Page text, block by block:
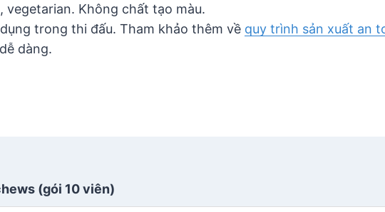
Không chất tạo màu.
trong thi đấu. Tham khảo thêm về quy trình sản xuất an
dàng.
(gói 10 viên)